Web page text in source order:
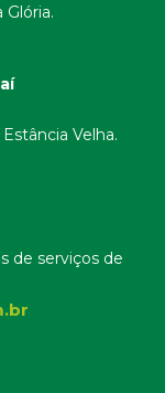
Glória.
Velha.
de serviços de